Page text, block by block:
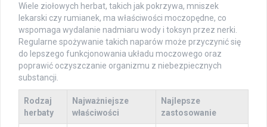
Wiele ziołowych herbat, takich jak pokrzywa, mniszek
lekarski czy rumianek, ma właściwości moczopędne, co
wspomaga wydalanie nadmiaru wody i toksyn przez nerki.
Regularne spożywanie takich naparów może przyczynić się
do lepszego funkcjonowania układu moczowego oraz
poprawić oczyszczanie organizmu z niebezpiecznych
substancji.
Rodzaj
herbaty
Najważniejsze
właściwości
Najlepsze
zastosowanie